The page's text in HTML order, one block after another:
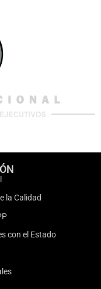
la Calidad
con el Estado